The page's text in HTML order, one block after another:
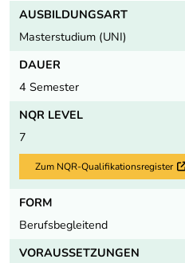
AUSBILDUNGSART
Masterstudium (UNI)
DAUER
4 Semester
NQR LEVEL
7
Zum NQR-Qualifikationsregister
FORM
Berufsbegleitend
VORAUSSETZUNGEN